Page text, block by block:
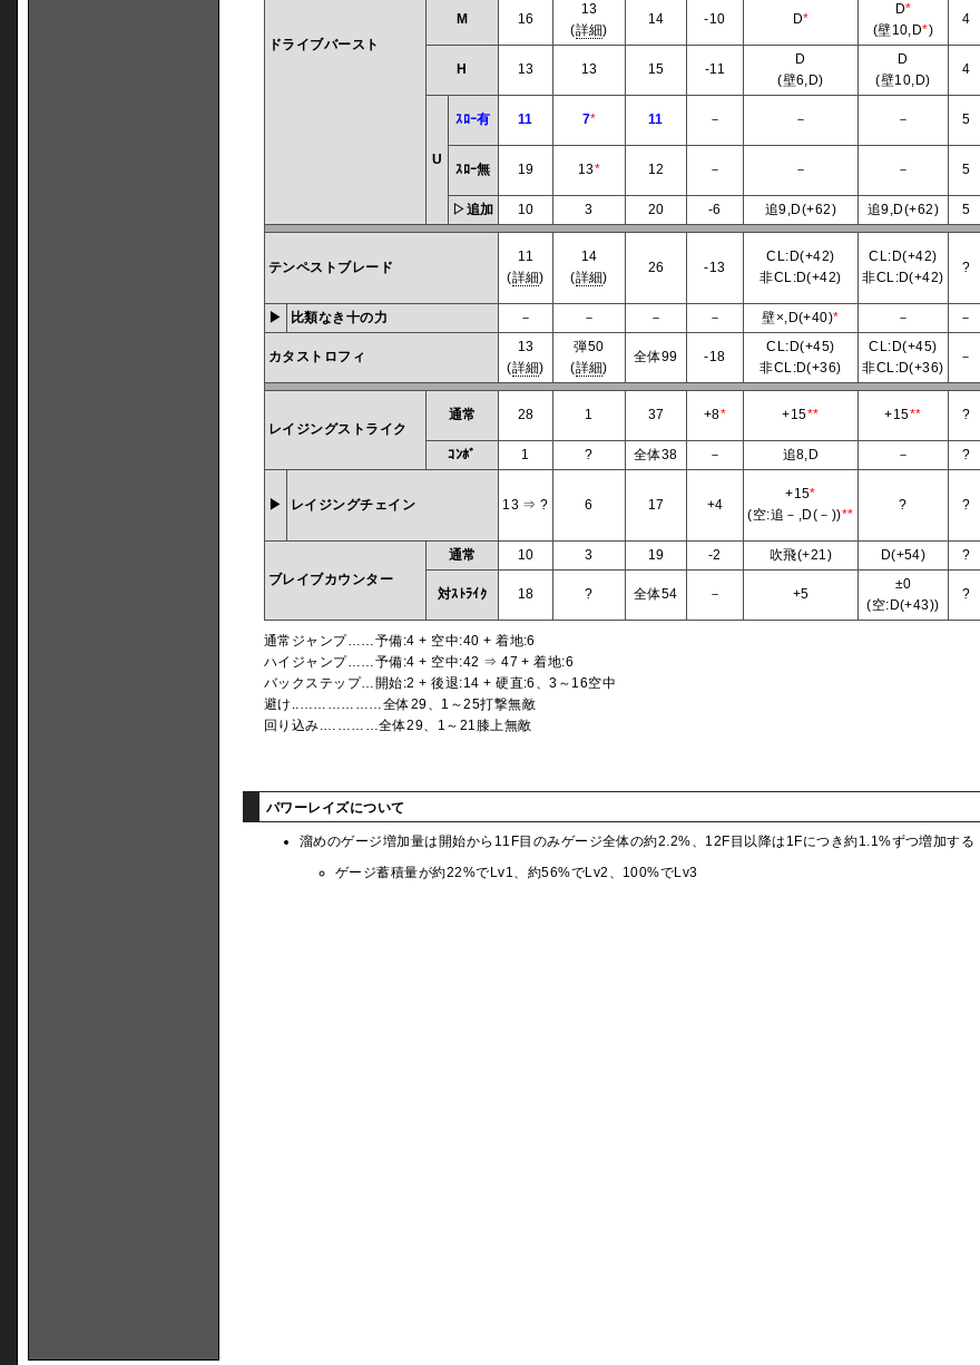
ドライブバースト
M 16
13
(詳細)
14 -10 D*
D*
(壁10,D*)
4
H 13 13 15 -11
D
(壁6,D)
D
(壁10,D)
4
U
ｽﾛｰ有 11 7* 11 － － － 5
ｽﾛｰ無 19 13* 12 － － － 5
▷追加
10 3 20 -6 追9,D(+62) 追9,D(+62) 5
テンペストブレード
11
(詳細)
14
(詳細)
26 -13
CL:D(+42)
非CL:D(+42)
CL:D(+42)
非CL:D(+42)
?
▶
比類なき十の力 － － － － 壁×,D(+40)* － －
カタストロフィ
13
(詳細)
弾50
(詳細)
全体99 -18
CL:D(+45)
非CL:D(+36)
CL:D(+45)
非CL:D(+36)
－
レイジングストライク
通常 28 1 37 +8* +15** +15** ?
ｺﾝﾎﾞ
1 ? 全体38 － 追8,D － ?
▶ レイジングチェイン 13 ⇒ ? 6 17 +4
+15*
(空:追－,D(－))**
? ?
ブレイブカウンター
通常 10 3 19 -2 吹飛(+21) D(+54) ?
対ｽﾄﾗｲｸ 18 ? 全体54 － +5
±0
(空:D(+43))
?
通常ジャンプ……予備:4 + 空中:40 + 着地:6
ハイジャンプ……予備:4 + 空中:42 ⇒ 47 + 着地:6
バックステップ…開始:2 + 後退:14 + 硬直:6、3～16空中
避け..………………全体29、1～25打撃無敵
回り込み.…………全体29、1～21膝上無敵
パワーレイズについて
溜めのゲージ増加量は開始から11F目のみゲージ全体の約2.2%、12F目以降は1Fにつき約1.1%ずつ増加する
ゲージ蓄積量が約22%でLv1、約56%でLv2、100%でLv3